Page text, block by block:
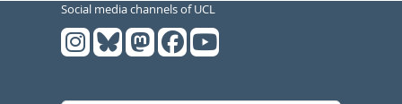
Social media channels of UCL